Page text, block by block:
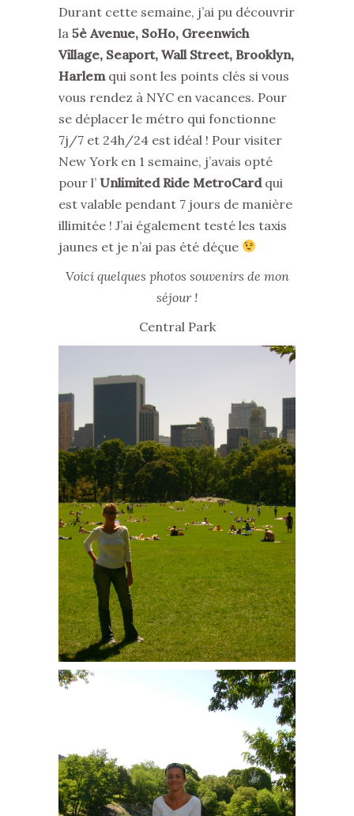
Durant cette semaine, j’ai pu découvrir
la 5è Avenue, SoHo, Greenwich
Village, Seaport, Wall Street, Brooklyn,
Harlemqui sont les points clés si vous
vous rendez à NYC en vacances. Pour
se déplacer le métro qui fonctionne
7j/7 et 24h/24 est idéal ! Pour visiter
New York en 1 semaine, j’avais opté
pour l’ Unlimited Ride MetroCardqui
est valable pendant 7 jours de manière
illimitée ! J’ai également testé les taxis
jaunes et je n’ai pas été déçue
Voici quelques photos souvenirs de mon
séjour !
Central Park